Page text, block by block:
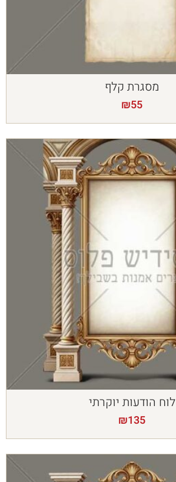
מסגרת קלף
₪55
לוח הודעות יוקרתי
₪135